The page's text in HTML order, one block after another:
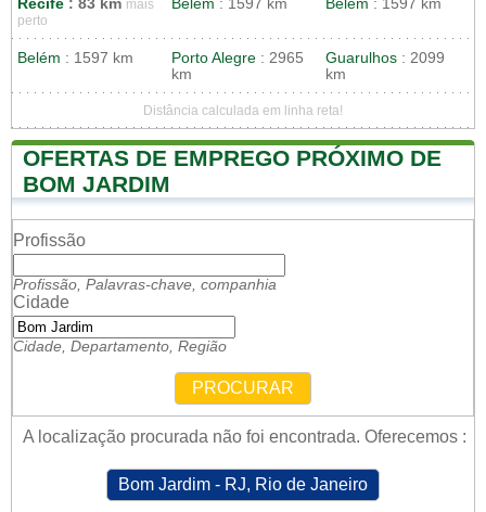
Recife : 83 km mais
perto
Belém : 1597 km Belém : 1597 km
Belém : 1597 km Porto Alegre : 2965
km
Guarulhos : 2099
km
Distância calculada em linha reta!
OFERTAS DE EMPREGO PRÓXIMO DE
BOM JARDIM
Profissão
Profissão, Palavras-chave, companhia
Cidade
Cidade, Departamento, Região
PROCURAR
A localização procurada não foi encontrada. Oferecemos :
Bom Jardim - RJ, Rio de Janeiro